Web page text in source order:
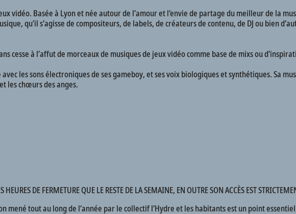
vidéo. Basée à Lyon et née autour de l’amour et l’envie de partage du meilleur de la
qu’il s’agisse de compositeurs, de labels, de créateurs de contenu, de DJ ou bien
cesse à l’affut de morceaux de musiques de jeux vidéo comme base de mixs ou
les sons électroniques de ses gameboy, et ses voix biologiques et synthétiques. Sa
les chœurs des anges.
DE FERMETURE QUE LE RESTE DE LA SEMAINE, EN OUTRE SON ACCÈS EST
tout au long de l’année par le collectif l’Hydre et les habitants est un point